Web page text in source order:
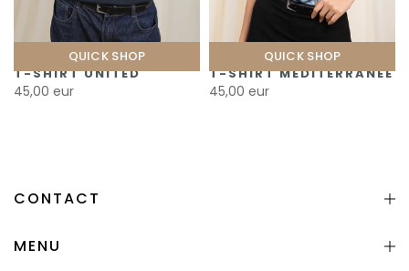
QUICK SHOP
T-SHIRT UNITED
45,00 eur
QUICK SHOP
T-SHIRT MÉDITERRANÉE
45,00 eur
CONTACT
MENU